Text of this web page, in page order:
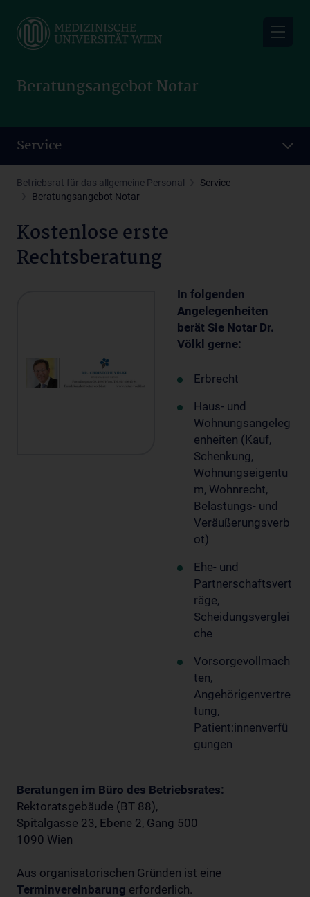
main
Beratungsangebot Notar
Service
Betriebsrat für das allgemeine Personal
Service
Beratungsangebot Notar
Kostenlose erste
Rechtsberatung
In folgenden
Angelegenheiten
berät Sie Notar Dr.
Völkl gerne:
Erbrecht
Haus- und
Wohnungsangeleg
enheiten (Kauf,
Schenkung,
Wohnungseigentu
m, Wohnrecht,
Belastungs- und
Veräußerungsverb
ot)
Ehe- und
Partnerschaftsvert
räge,
Scheidungsverglei
che
Vorsorgevollmach
ten,
Angehörigenvertre
tung,
Patient:innenverfü
gungen
Beratungen im Büro des Betriebsrates:
Rektoratsgebäude (BT 88),
Spitalgasse 23, Ebene 2, Gang 500
1090 Wien
Aus organisatorischen Gründen ist eine
Terminvereinbarung erforderlich.